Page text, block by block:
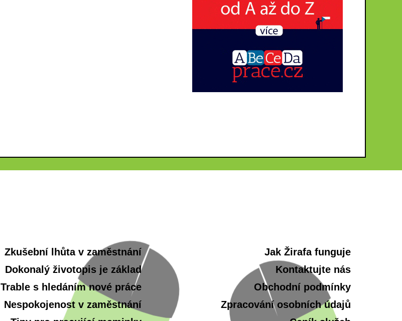
Zkušební lhůta v zaměstnání
Dokonalý životopis je základ
Trable s hledáním nové práce
Nespokojenost v zaměstnání
Jak Žirafa funguje
Kontaktujte nás
Obchodní podmínky
Zpracování osobních údajů